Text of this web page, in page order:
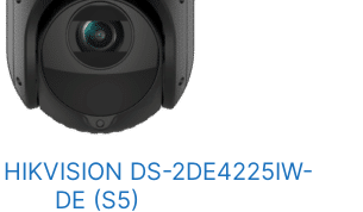
DS-2DE4225IW-
DE (S5)